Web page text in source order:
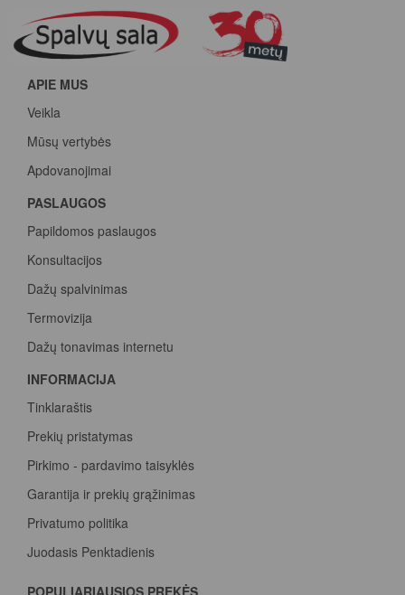
APIE MUS
Veikla
Mūsų vertybės
Apdovanojimai
PASLAUGOS
Papildomos paslaugos
Konsultacijos
Dažų spalvinimas
Termovizija
Dažų tonavimas internetu
INFORMACIJA
Tinklaraštis
Prekių pristatymas
Pirkimo - pardavimo taisyklės
Garantija ir prekių grąžinimas
Privatumo politika
Juodasis Penktadienis
POPULIARIAUSIOS PREKĖS